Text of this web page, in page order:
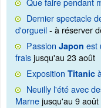
Dernier spectacle
d'orgueil- à réserver
Passion Japon est
fraisjusqu'au 23 août
Exposition Titanic
Neuilly l'été avec
Marnejusqu'au 9 août